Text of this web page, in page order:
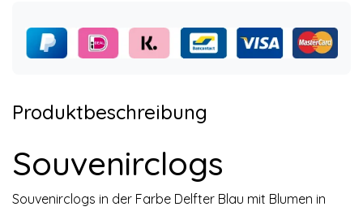
Produktbeschreibung
Souvenirclogs
Souvenirclogs in der Farbe Delfter Blau mit Blumen in